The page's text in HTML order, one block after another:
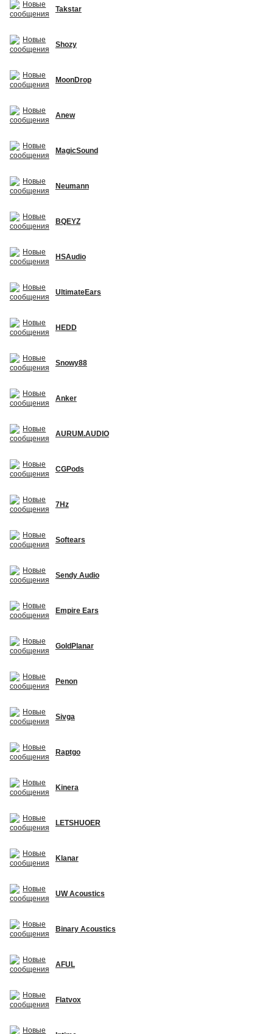
Takstar
Shozy
MoonDrop
Anew
MagicSound
Neumann
BQEYZ
HSAudio
UltimateEars
HEDD
Snowy88
Anker
AURUM.AUDIO
CGPods
7Hz
Softears
Sendy Audio
Empire Ears
GoldPlanar
Penon
Sivga
Raptgo
Kinera
LETSHUOER
Klanar
UW Acoustics
Binary Acoustics
AFUL
Flatvox